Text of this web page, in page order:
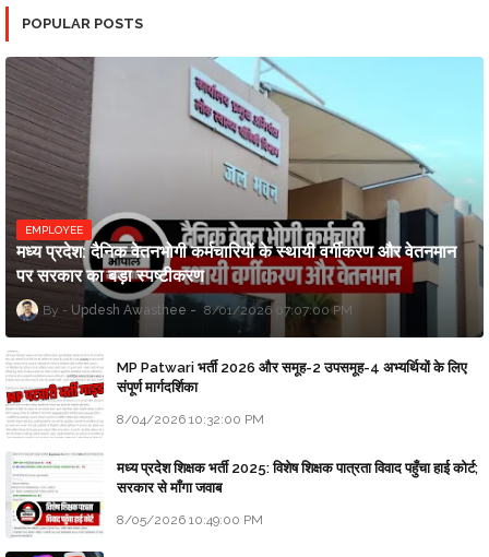
POPULAR POSTS
EMPLOYEE
मध्य प्रदेश: दैनिक वेतनभोगी कर्मचारियों के स्थायी वर्गीकरण और वेतनमान
पर सरकार का बड़ा स्पष्टीकरण
Updesh Awasthee 8/01/2026 07:07:00 PM
MP Patwari भर्ती 2026 और समूह-2 उपसमूह-4 अभ्यर्थियों के लिए
संपूर्ण मार्गदर्शिका
8/04/2026 10:32:00 PM
मध्य प्रदेश शिक्षक भर्ती 2025: विशेष शिक्षक पात्रता विवाद पहुँचा हाई कोर्ट;
सरकार से माँगा जवाब
8/05/2026 10:49:00 PM